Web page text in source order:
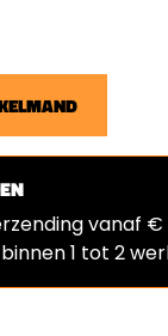
vanaf €
1 tot 2